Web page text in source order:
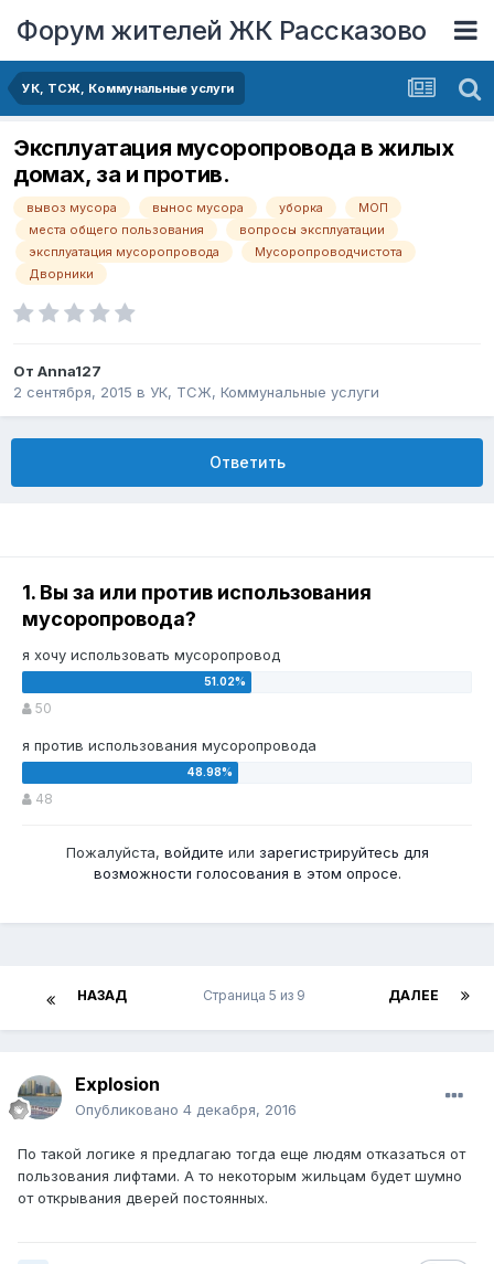
Форум жителей ЖК Рассказово
УК, ТСЖ, Коммунальные услуги
Эксплуатация мусоропровода в жилых
домах, за и против.
вывоз мусора вынос мусора уборка
МОП
места общего пользования
вопросы эксплуатации
эксплуатация мусоропровода
Мусоропроводчистота
Дворники
От Anna127
2 сентября, 2015 в УК, ТСЖ, Коммунальные услуги
Ответить
1. Вы за или против использования
мусоропровода?
я хочу использовать мусоропровод
50
я против использования мусоропровода
48
Пожалуйста, войдите или зарегистрируйтесь для
возможности голосования в этом опросе.
НАЗАД ДАЛЕЕ
Страница 5 из 9
Explosion
Опубликовано 4 декабря, 2016
По такой логике я предлагаю тогда еще людям отказаться от
пользования лифтами. А то некоторым жильцам будет шумно
от открывания дверей постоянных.